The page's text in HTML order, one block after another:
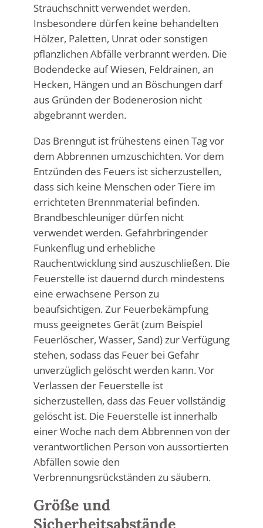
Strauchschnitt verwendet werden.
Insbesondere dürfen keine behandelten
Hölzer, Paletten, Unrat oder sonstigen
pflanzlichen Abfälle verbrannt werden. Die
Bodendecke auf Wiesen, Feldrainen, an
Hecken, Hängen und an Böschungen darf
aus Gründen der Bodenerosion nicht
abgebrannt werden.
Das Brenngut ist frühestens einen Tag vor
dem Abbrennen umzuschichten. Vor dem
Entzünden des Feuers ist sicherzustellen,
dass sich keine Menschen oder Tiere im
errichteten Brennmaterial befinden.
Brandbeschleuniger dürfen nicht
verwendet werden. Gefahrbringender
Funkenflug und erhebliche
Rauchentwicklung sind auszuschließen. Die
Feuerstelle ist dauernd durch mindestens
eine erwachsene Person zu
beaufsichtigen. Zur Feuerbekämpfung
muss geeignetes Gerät (zum Beispiel
Feuerlöscher, Wasser, Sand) zur Verfügung
stehen, sodass das Feuer bei Gefahr
unverzüglich gelöscht werden kann. Vor
Verlassen der Feuerstelle ist
sicherzustellen, dass das Feuer vollständig
gelöscht ist. Die Feuerstelle ist innerhalb
einer Woche nach dem Abbrennen von der
verantwortlichen Person von aussortierten
Abfällen sowie den
Verbrennungsrückständen zu säubern.
Größe und
Sicherheitsabstände